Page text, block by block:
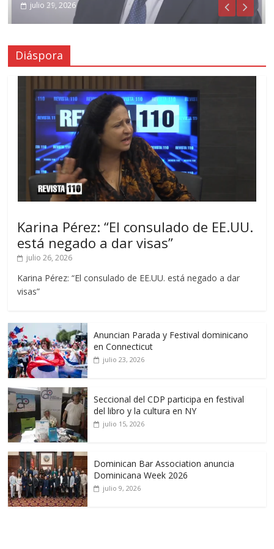
julio 31, 2026
julio 29, 2026
Diáspora
Karina Pérez: “El consulado de EE.UU.
está negado a dar visas”
julio 26, 2026
Karina Pérez: “El consulado de EE.UU. está negado a dar
visas”
Anuncian Parada y Festival dominicano
en Connecticut
julio 23, 2026
Seccional del CDP participa en festival
del libro y la cultura en NY
julio 15, 2026
Dominican Bar Association anuncia
Dominicana Week 2026
julio 9, 2026